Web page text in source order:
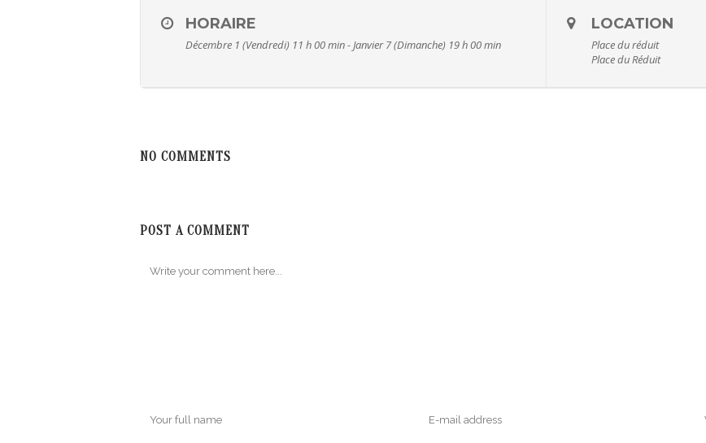
HORAIRE
Décembre 1 (Vendredi) 11 h 00 min - Janvier 7 (Dimanche) 19 h 00 min
LOCATION
Place du réduit
Place du Réduit
NO COMMENTS
POST A COMMENT